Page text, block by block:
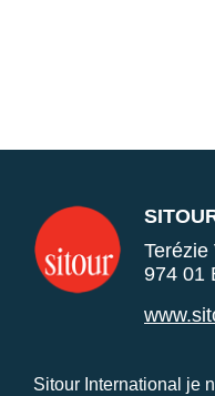
Terézie
974 01
Sitour International je